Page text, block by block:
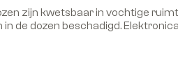
zijn kwetsbaar in vochtige
in de dozen beschadigd.